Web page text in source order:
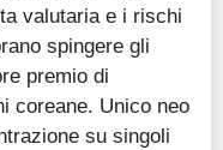
valutaria e i rischi
spingere gli
premio di
coreane. Unico neo
su singoli